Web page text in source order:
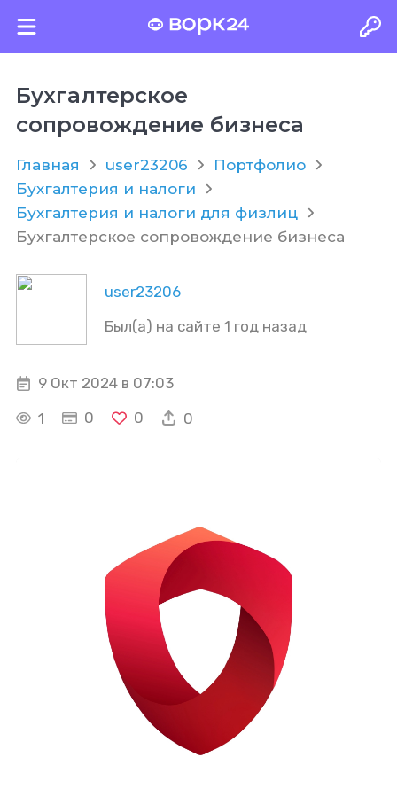
Бухгалтерское
сопровождение бизнеса
Главная user23206
Портфолио
Бухгалтерия и налоги
Бухгалтерия и налоги для физлиц
Бухгалтерское сопровождение бизнеса
user23206
Был(а) на сайте 1 год назад
9 Окт 2024 в 07:03
1
0 0 0